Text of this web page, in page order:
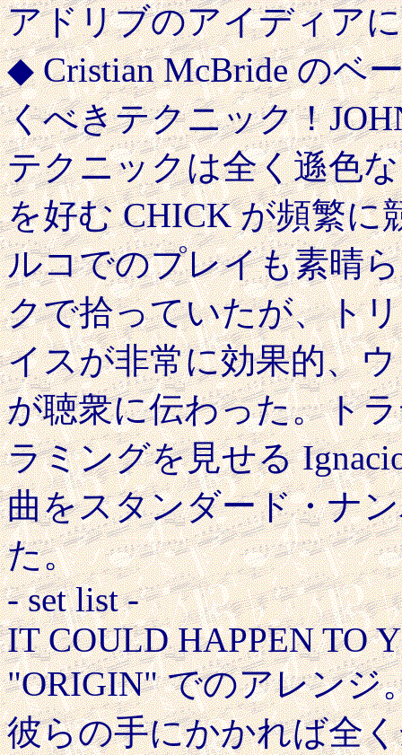
アドリブのアイディア
◆ Cristian McBride のベ
くべきテクニック！
テクニックは全く遜色
を好む CHICK が頻繁に
ルコでのプレイも素晴
クで拾っていたが、ト
イスが非常に効果的、
が聴衆に伝わった。ト
ラミングを見せる
曲をスタンダード・ナ
た。
- set list -
IT COULD HAPPEN TO
"ORIGIN" でのアレンジ
彼らの手にかかれば全